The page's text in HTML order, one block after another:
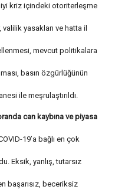
kriz içindeki otoriterleşme
yasakları ve hatta il
mevcut politikalara
basın özgürlüğünün
ile meşrulaştırıldı.
can kaybına ve piyasa
19’a bağlı en çok
Eksik, yanlış, tutarsız
başarısız, beceriksiz